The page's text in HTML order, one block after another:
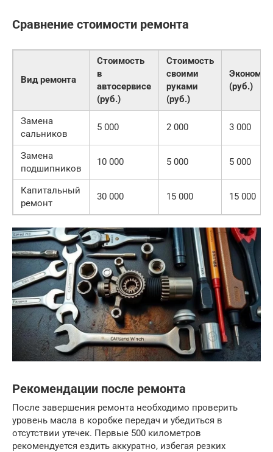
Сравнение стоимости ремонта
Вид ремонта
Стоимость
в
автосервисе
(руб.)
Стоимость
своими
руками
(руб.)
Экономия
(руб.)
Замена
сальников
5 000 2 000 3 000
Замена
подшипников
10 000 5 000 5 000
Капитальный
ремонт
30 000 15 000 15 000
Рекомендации после ремонта
После завершения ремонта необходимо проверить
уровень масла в коробке передач и убедиться в
отсутствии утечек. Первые 500 километров
рекомендуется ездить аккуратно, избегая резких